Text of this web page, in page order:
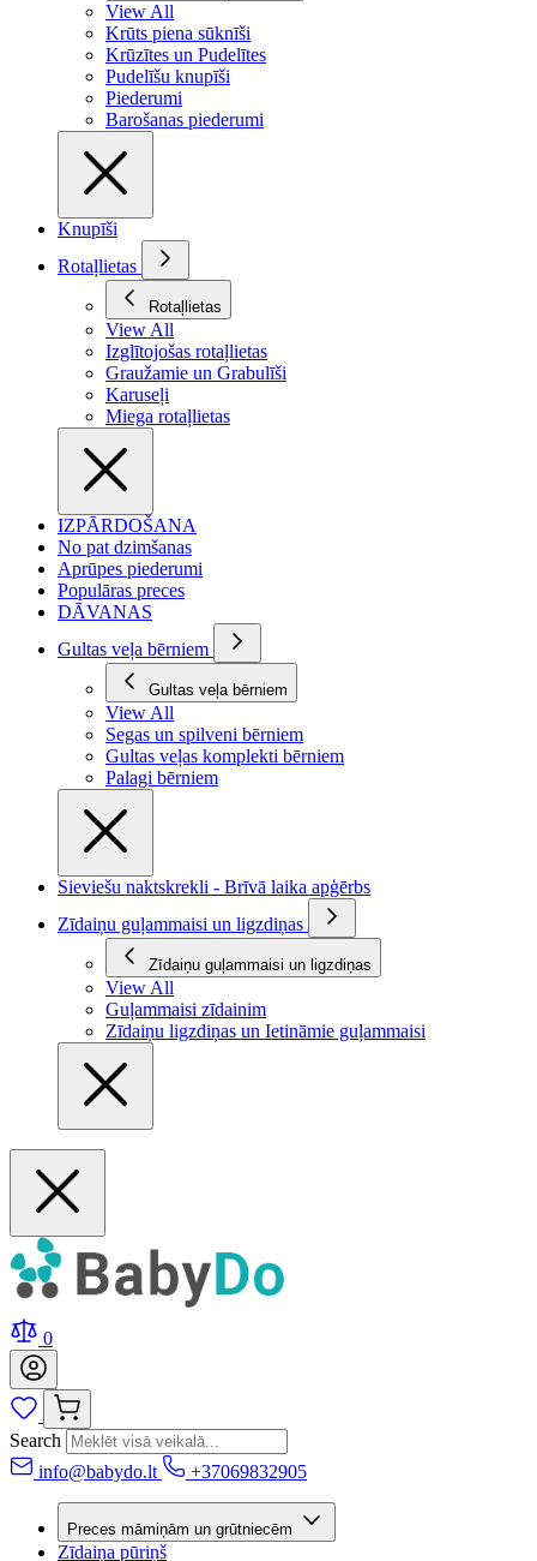
View All
Krūts piena sūknīši
Krūzītes un Pudelītes
Pudelīšu knupīši
Piederumi
Barošanas piederumi
Knupīši
Rotaļlietas
Rotaļlietas
View All
Izglītojošas rotaļlietas
Graužamie un Grabulīši
Karuseļi
Miega rotaļlietas
IZPĀRDOŠANA
No pat dzimšanas
Aprūpes piederumi
Populāras preces
DĀVANAS
Gultas veļa bērniem
Gultas veļa bērniem
View All
Segas un spilveni bērniem
Gultas veļas komplekti bērniem
Palagi bērniem
Sieviešu naktskrekli - Brīvā laika apģērbs
Zīdaiņu guļammaisi un ligzdiņas
Zīdaiņu guļammaisi un ligzdiņas
View All
Guļammaisi zīdainim
Zīdaiņu ligzdiņas un Ietināmie guļammaisi
0
Search
info@babydo.lt
+37069832905
Preces māmiņām un grūtniecēm
Zīdaiņa pūriņš